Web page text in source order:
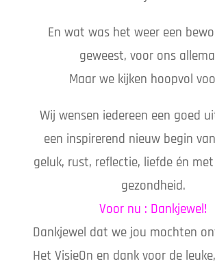
En wat was het weer een
geweest, voor ons
Maar we kijken hoopvol
Wij wensen iedereen een goed
een inspirerend nieuw begin
geluk, rust, reflectie, liefde én
gezondheid.
Voor nu : Dankjewel!
Dankjewel dat we jou mochten
Het VisieOn en dank voor de